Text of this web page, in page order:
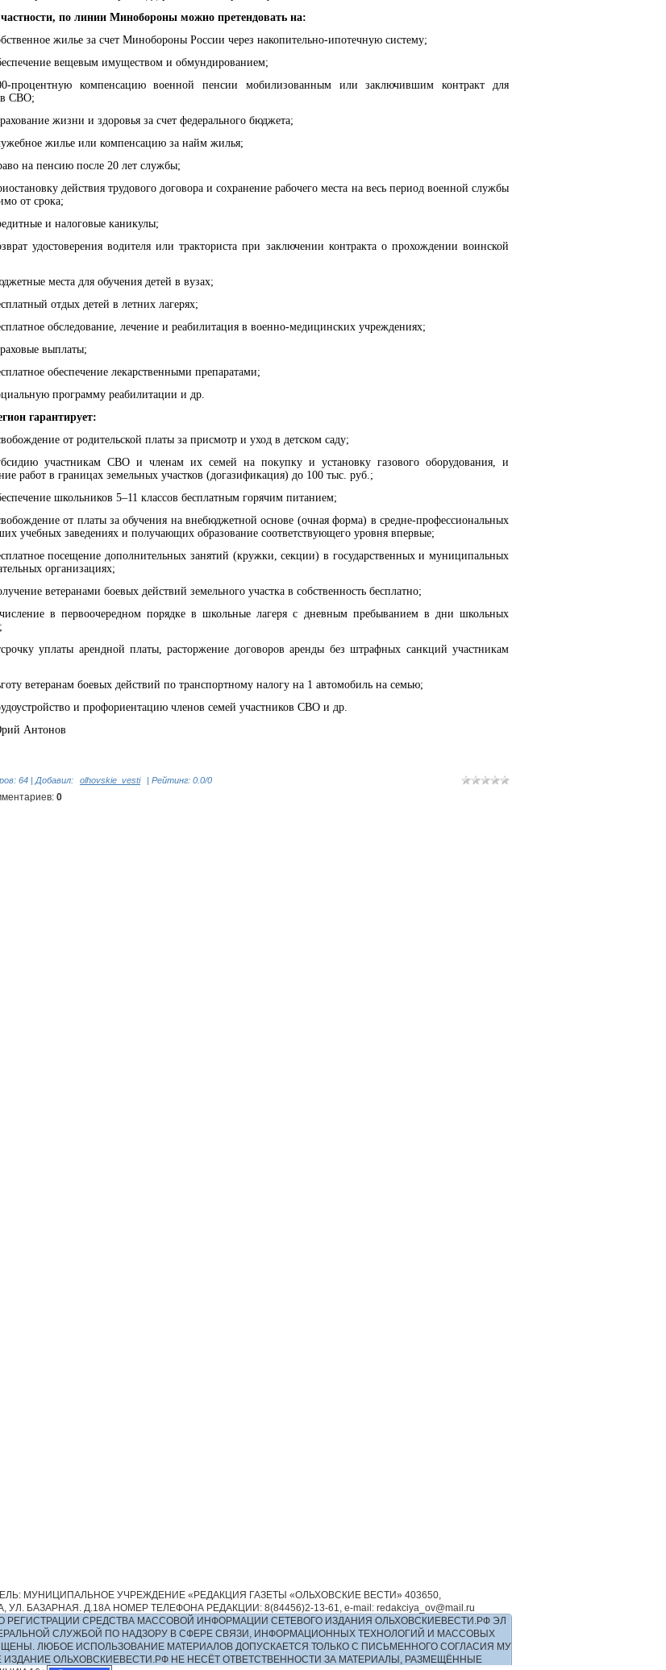
по линии Минобороны можно претендовать на:
жилье за счет Минобороны России через накопительно-ипотечную систему;
вещевым имуществом и обмундированием;
процентную компенсацию военной пенсии мобилизованным или заключившим контракт для
в СВО;
жизни и здоровья за счет федерального бюджета;
жилье или компенсацию за найм жилья;
на пенсию после 20 лет службы;
действия трудового договора и сохранение рабочего места на весь период военной службы
от срока;
и налоговые каникулы;
удостоверения водителя или тракториста при заключении контракта о прохождении воинской
места для обучения детей в вузах;
отдых детей в летних лагерях;
обследование, лечение и реабилитация в военно-медицинских учреждениях;
выплаты;
обеспечение лекарственными препаратами;
программу реабилитации и др.
гарантирует:
от родительской платы за присмотр и уход в детском саду;
участникам СВО и членам их семей на покупку и установку газового оборудования, и
работ в границах земельных участков (догазификация) до 100 тыс. руб.;
школьников 5–11 классов бесплатным горячим питанием;
от платы за обучения на внебюджетной основе (очная форма) в средне-профессиональных
учебных заведениях и получающих образование соответствующего уровня впервые;
посещение дополнительных занятий (кружки, секции) в государственных и муниципальных
организациях;
ветеранами боевых действий земельного участка в собственность бесплатно;
в первоочередном порядке в школьные лагеря с дневным пребыванием в дни школьных
уплаты арендной платы, расторжение договоров аренды без штрафных санкций участникам
ветеранам боевых действий по транспортному налогу на 1 автомобиль на семью;
и профориентацию членов семей участников СВО и др.
Антонов
: 64 | Добавил: olhovskie_vesti | Рейтинг: 0.0/0
: 0
МУНИЦИПАЛЬНОЕ УЧРЕЖДЕНИЕ «РЕДАКЦИЯ ГАЗЕТЫ «ОЛЬХОВСКИЕ ВЕСТИ» 403650,
БАЗАРНАЯ. Д.18А НОМЕР ТЕЛЕФОНА РЕДАКЦИИ: 8(84456)2-13-61, e-mail: redakciya_ov@mail.ru
РЕГИСТРАЦИИ СРЕДСТВА МАССОВОЙ ИНФОРМАЦИИ СЕТЕВОГО ИЗДАНИЯ ОЛЬХОВСКИЕВЕСТИ.РФ ЭЛ
СЛУЖБОЙ ПО НАДЗОРУ В СФЕРЕ СВЯЗИ, ИНФОРМАЦИОННЫХ ТЕХНОЛОГИЙ И МАССОВЫХ
ЛЮБОЕ ИСПОЛЬЗОВАНИЕ МАТЕРИАЛОВ ДОПУСКАЕТСЯ ТОЛЬКО С ПИСЬМЕННОГО СОГЛАСИЯ МУ
ИЗДАНИЕ ОЛЬХОВСКИЕВЕСТИ.РФ НЕ НЕСЁТ ОТВЕТСТВЕННОСТИ ЗА МАТЕРИАЛЫ, РАЗМЕЩЁННЫЕ